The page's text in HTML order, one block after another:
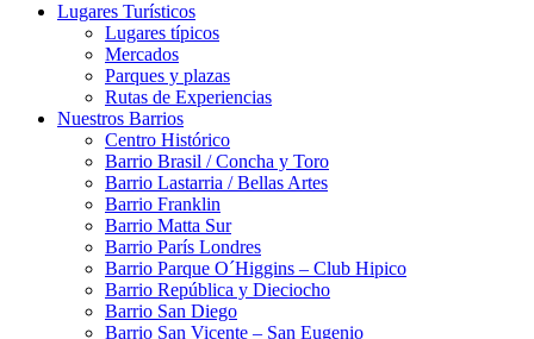
Lugares Turísticos
Lugares tí­picos
Mercados
Parques y plazas
Rutas de Experiencias
Nuestros Barrios
Centro Histórico
Barrio Brasil / Concha y Toro
Barrio Lastarria / Bellas Artes
Barrio Franklin
Barrio Matta Sur
Barrio Parí­s Londres
Barrio Parque O´Higgins – Club Hipico
Barrio República y Dieciocho
Barrio San Diego
Barrio San Vicente – San Eugenio